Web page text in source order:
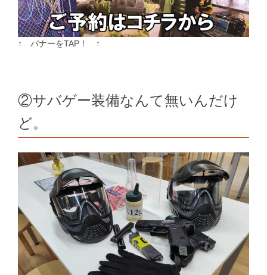
↑ バナーをTAP！ ↑
②サバゲー装備なんて無いんだけ
ど。